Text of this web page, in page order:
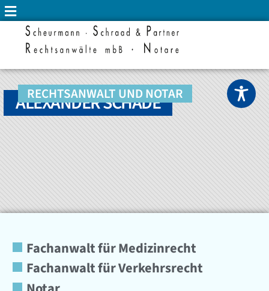
RECHTSANWALT UND NOTAR
ALEXANDER SCHADE
Fachanwalt für Medizinrecht
Fachanwalt für Verkehrsrecht